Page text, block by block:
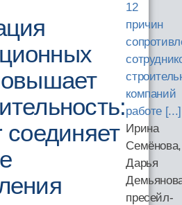
12
причин
компаний
работе [...]
Ирина
Семёнова,
Дарья
пресейл-